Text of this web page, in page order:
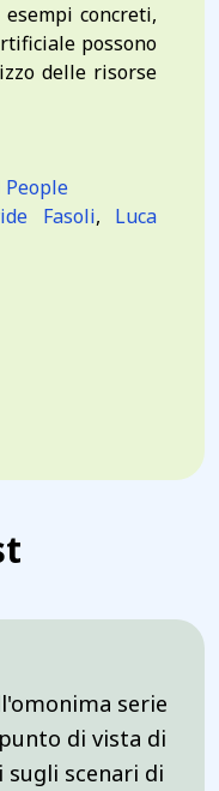
concreti,
possono
delle risorse
Fasoli, Luca
serie
di vista di
scenari di